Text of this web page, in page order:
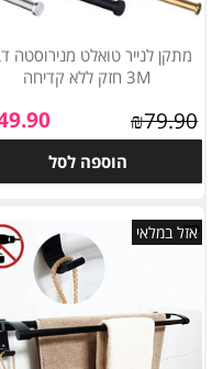
מתקן לנייר טואלט מנירוסטה
3M חזק ללא קדיחה
₪79.90
49.90
הוספה לסל
אזל במלאי